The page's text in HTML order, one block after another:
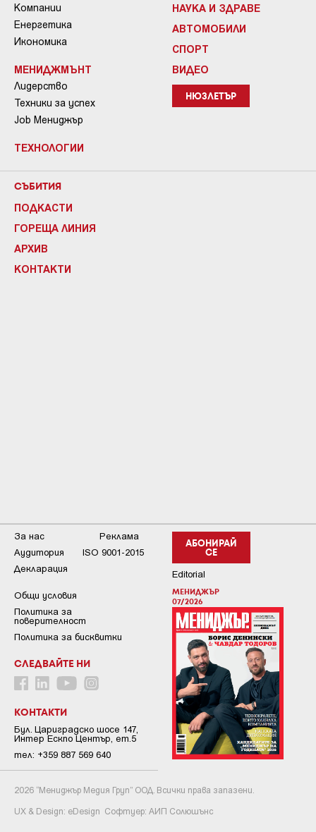
Компании
Енергетика
Икономика
МЕНИДЖМЪНТ
Лидерство
Техники за успех
Job Мениджър
ТЕХНОЛОГИИ
НАУКА И ЗДРАВЕ
АВТОМОБИЛИ
СПОРТ
ВИДЕО
НЮЗЛЕТЪР
СЪБИТИЯ
ПОДКАСТИ
ГОРЕЩА ЛИНИЯ
АРХИВ
КОНТАКТИ
АБОНИРАЙ
СЕ
Editorial
МЕНИДЖЪР
07/2026
За нас
Реклама
Аудитория
ISO 9001-2015
Декларация
Общи условия
Пoлитикa зa
пoвepитeлнocт
Политика за бисквитки
СЛЕДВАЙТЕ НИ
КОНТАКТИ
Бул. Цариградско шосе 147,
Интер Ескпо Център, ет.5
тел: +359 887 569 640
2026 “Мениджър Медия Груп” ООД. Всички права запазени.
UX & Design: eDesign Софтуер: АИП Солюшънс